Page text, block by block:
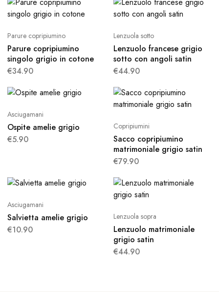
Parure copripiumino
Parure copripiumino
singolo grigio in cotone
€34.90
Lenzuola sotto
Lenzuolo francese grigio
sotto con angoli satin
€44.90
Asciugamani
Ospite amelie grigio
€5.90
Copripiumini
Sacco copripiumino
matrimoniale grigio satin
€79.90
Asciugamani
Salvietta amelie grigio
€10.90
Lenzuola sopra
Lenzuolo matrimoniale
grigio satin
€44.90